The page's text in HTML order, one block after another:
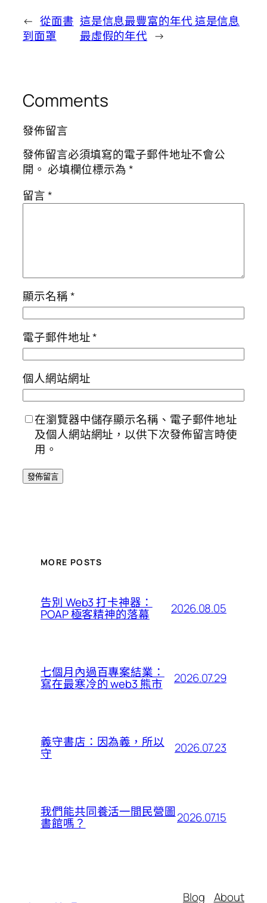
← 從面書
到面罩
這是信息最豐富的年代 這是信息
最虛假的年代 →
Comments
發佈留言
發佈留言必須填寫的電子郵件地址不會公
開。 必填欄位標示為*
留言*
顯示名稱*
電子郵件地址*
個人網站網址
在瀏覽器中儲存顯示名稱、電子郵件地址
及個人網站網址，以供下次發佈留言時使
用。
MORE POSTS
告別 Web3 打卡神器：
POAP 極客精神的落幕 2026.08.05
七個月內過百專案結業：
寫在最寒冷的 web3 熊市 2026.07.29
義守書店：因為義，所以
守 2026.07.23
我們能共同養活一間民營圖
書館嗎？ 2026.07.15
Blog About